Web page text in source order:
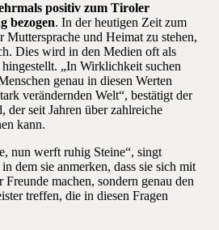
positiv zum Tiroler
bezogen. In der heutigen Zeit zum
Muttersprache und Heimat zu stehen,
Dies wird in den Medien oft als
„In Wirklichkeit suchen
genau in diesen Werten
verändernden Welt“, bestätigt der
der seit Jahren über zahlreiche
kann.
nun werft ruhig Steine“, singt
dem sie anmerken, dass sie sich mit
machen, sondern genau den
treffen, die in diesen Fragen